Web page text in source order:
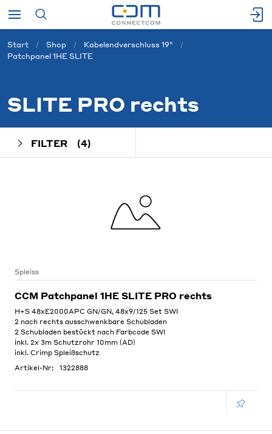
Start Shop
Kabelendverschluss 19"
Patchpanel 1HE SLITE
SLITE PRO rechts
FILTER (4)
Spleiss
CCM Patchpanel 1HE SLITE PRO rechts
H+S 48xE2000APC GN/GN, 48x9/125 Set SWI
2 nach rechts ausschwenkbare Schubladen
2 Schubladen bestückt nach Farbcode SWI
inkl. 2x 3m Schutzrohr 10mm (AD)
inkl. Crimp Spleißschutz
Artikel-Nr:
1322888